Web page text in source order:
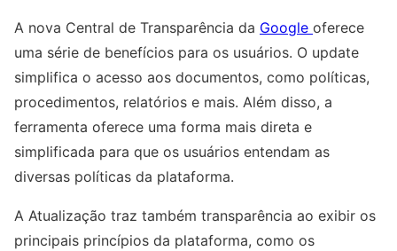
A nova Central de Transparência da Google oferece
uma série de benefícios para os usuários. O update
simplifica o acesso aos documentos, como políticas,
procedimentos, relatórios e mais. Além disso, a
ferramenta oferece uma forma mais direta e
simplificada para que os usuários entendam as
diversas políticas da plataforma.
A Atualização traz também transparência ao exibir os
principais princípios da plataforma, como os